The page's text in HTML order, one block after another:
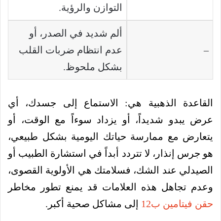
التوازن والرؤية.
–
ألم شديد في الصدر، أو
عدم انتظام ضربات القلب
بشكل ملحوظ.
القاعدة الذهبية هي: الاستماع إلى جسدك، أي
عرض يبدو شديداً، أو يزداد سوءاً مع الوقت، أو
يتعارض مع ممارسة حياتك اليومية بشكل طبيعي،
هو جرس إنذار، لا تتردد أبداً في استشارة الطبيب أو
الصيدلي عند الشك، فسلامتك هي الأولوية القصوى،
وعدم تجاهل هذه العلامات قد يمنع تطور مخاطر
حقن فيتامين ب12
إلى مشاكل صحية أكبر.